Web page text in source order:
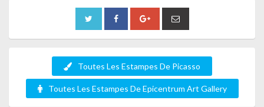
Toutes Les Estampes De Picasso
Toutes Les Estampes De Epicentrum Art Gallery